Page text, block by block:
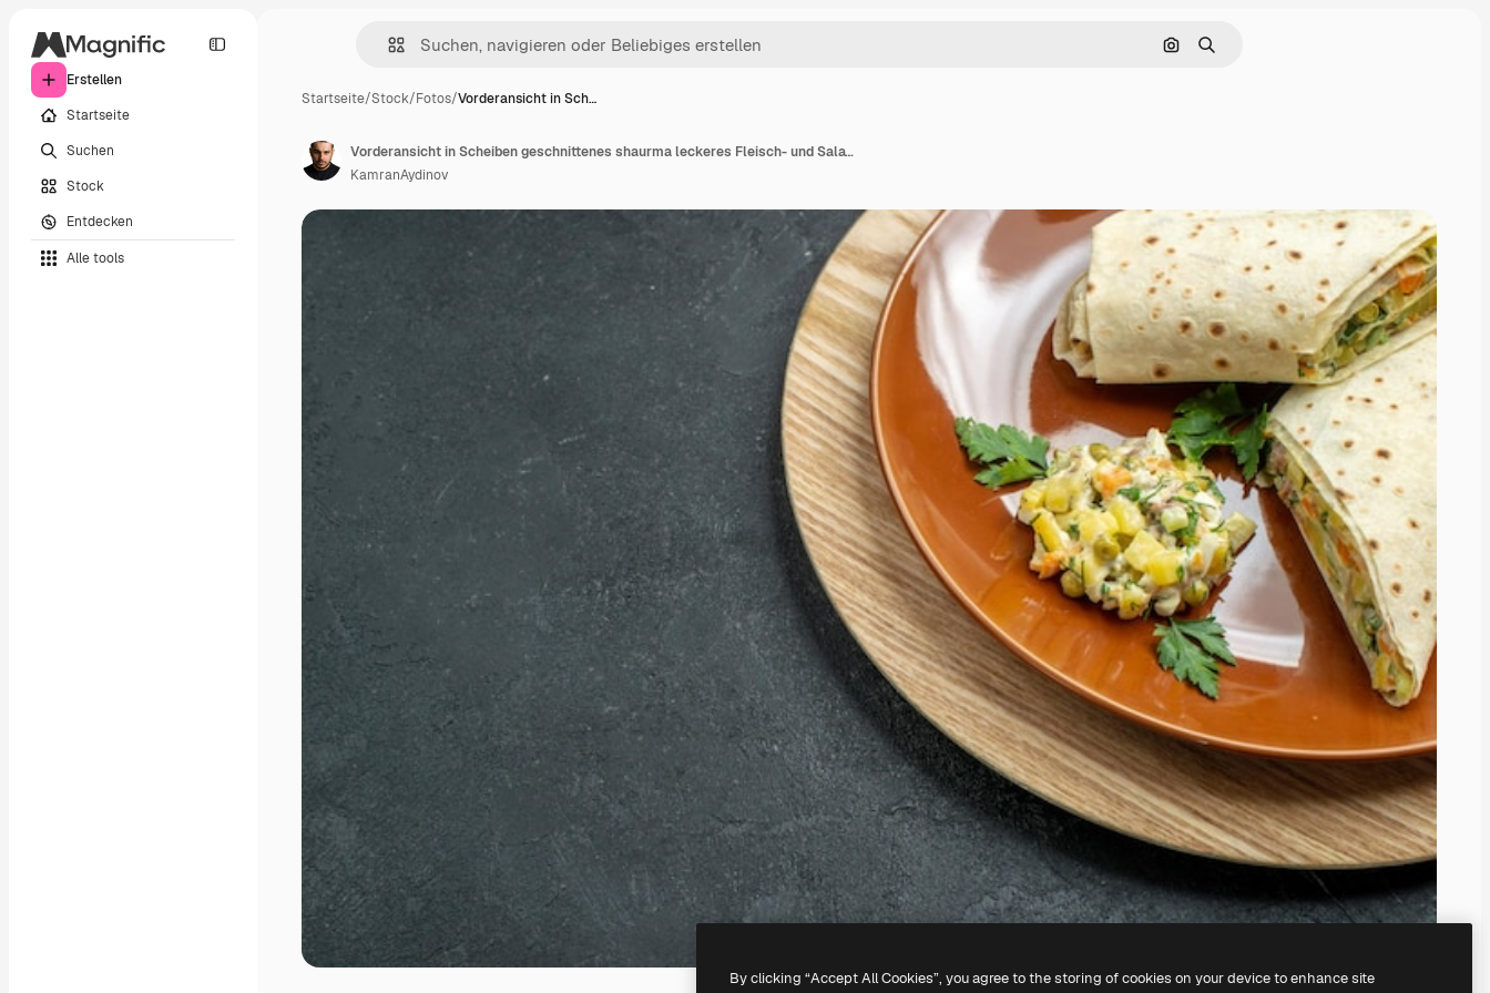
Erstellen
Startseite
Suchen
Stock
Entdecken
Alle tools
Nach Bild suchen
Suchen
Startseite/Stock/Fotos/Vorderansicht in Sch…
Vorderansicht in Scheiben geschnittenes shaurma leckeres Fleisch- und Salatsandwich auf grauem Burger-Sandwich-Brot-Fladenfleisch
KamranAydinov
By clicking “Accept All Cookies”, you agree to the storing of cookies on your device to enhance site